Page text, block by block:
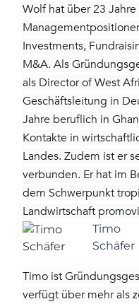
Wolf hat über 23
Investments,
M&A. Als
als Director of West
Geschäftsleitung in
Jahre beruflich in
Kontakte in
Landes. Zudem ist er
verbunden. Er hat im
dem Schwerpunkt
Landwirtschaft
Timo
Schäfer
Timo ist
verfügt über mehr als